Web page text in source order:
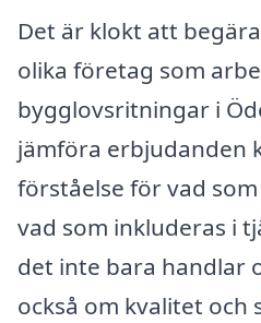
Det är klokt att
olika företag som
bygglovsritningar i
jämföra erbjudanden
förståelse för vad
vad som inkluderas i
det inte bara handlar
också om kvalitet och